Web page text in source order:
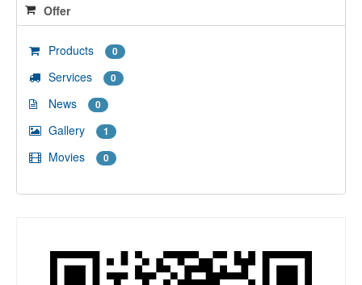
Offer
Products 0
Services 0
News 0
Gallery 1
Movies 0